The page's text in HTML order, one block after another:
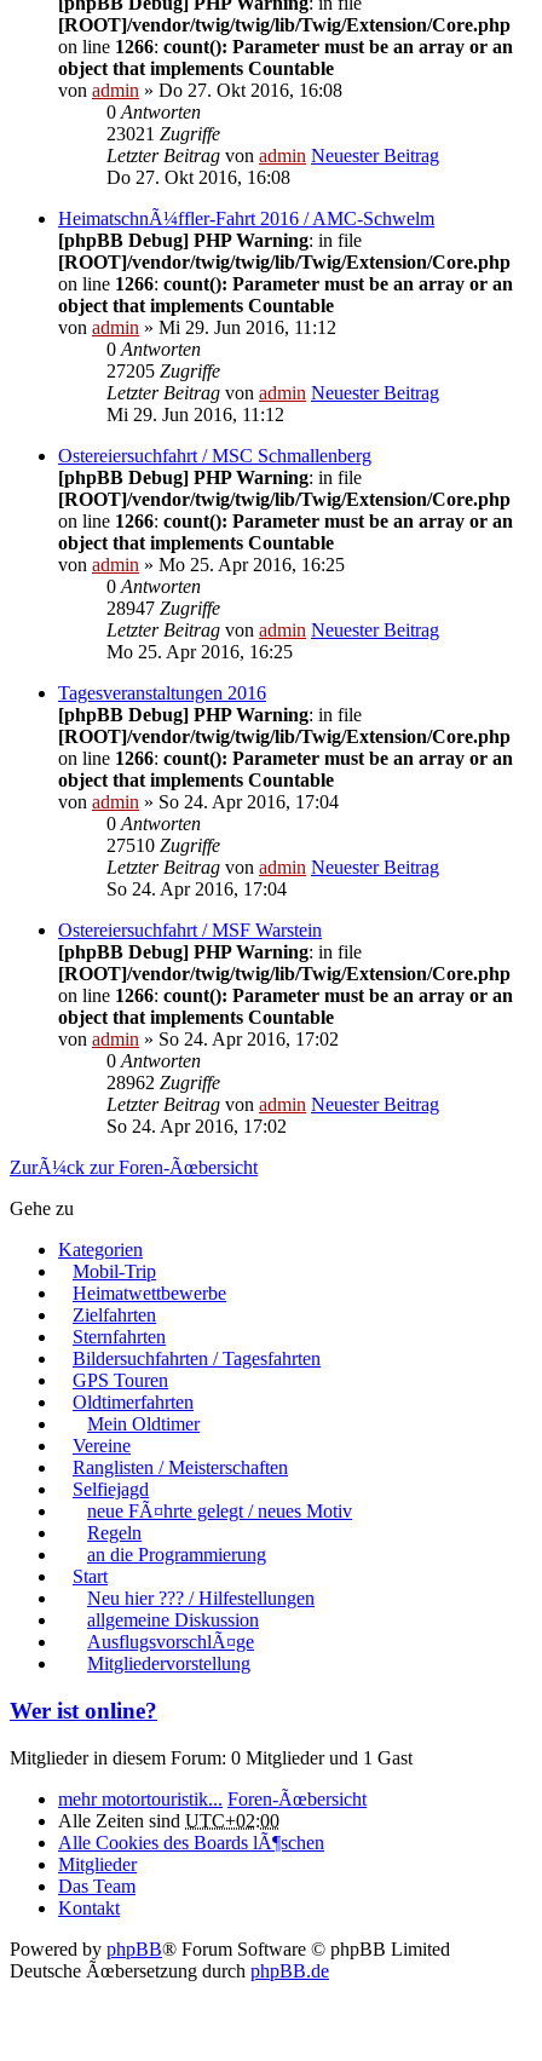
[ROOT]/vendor/twig/twig/lib/Twig/Extension/Core.php
on line 1266: count(): Parameter must be an array or an
object that implements Countable
von admin » Do 27. Okt 2016, 16:08
0 Antworten
23021 Zugriffe
Letzter Beitrag von admin Neuester Beitrag
Do 27. Okt 2016, 16:08
HeimatschnÃ¼ffler-Fahrt 2016 / AMC-Schwelm
[phpBB Debug] PHP Warning: in file
[ROOT]/vendor/twig/twig/lib/Twig/Extension/Core.php
on line 1266: count(): Parameter must be an array or an
object that implements Countable
von admin » Mi 29. Jun 2016, 11:12
0 Antworten
27205 Zugriffe
Letzter Beitrag von admin Neuester Beitrag
Mi 29. Jun 2016, 11:12
Ostereiersuchfahrt / MSC Schmallenberg
[phpBB Debug] PHP Warning: in file
[ROOT]/vendor/twig/twig/lib/Twig/Extension/Core.php
on line 1266: count(): Parameter must be an array or an
object that implements Countable
von admin » Mo 25. Apr 2016, 16:25
0 Antworten
28947 Zugriffe
Letzter Beitrag von admin Neuester Beitrag
Mo 25. Apr 2016, 16:25
Tagesveranstaltungen 2016
[phpBB Debug] PHP Warning: in file
[ROOT]/vendor/twig/twig/lib/Twig/Extension/Core.php
on line 1266: count(): Parameter must be an array or an
object that implements Countable
von admin » So 24. Apr 2016, 17:04
0 Antworten
27510 Zugriffe
Letzter Beitrag von admin Neuester Beitrag
So 24. Apr 2016, 17:04
Ostereiersuchfahrt / MSF Warstein
[phpBB Debug] PHP Warning: in file
[ROOT]/vendor/twig/twig/lib/Twig/Extension/Core.php
on line 1266: count(): Parameter must be an array or an
object that implements Countable
von admin » So 24. Apr 2016, 17:02
0 Antworten
28962 Zugriffe
Letzter Beitrag von admin Neuester Beitrag
So 24. Apr 2016, 17:02
ZurÃ¼ck zur Foren-Ãœbersicht
Gehe zu
Kategorien
Mobil-Trip
Heimatwettbewerbe
Zielfahrten
Sternfahrten
Bildersuchfahrten / Tagesfahrten
GPS Touren
Oldtimerfahrten
Mein Oldtimer
Vereine
Ranglisten / Meisterschaften
Selfiejagd
neue FÃ¤hrte gelegt / neues Motiv
Regeln
an die Programmierung
Start
Neu hier ??? / Hilfestellungen
allgemeine Diskussion
AusflugsvorschlÃ¤ge
Mitgliedervorstellung
Wer ist online?
Mitglieder in diesem Forum: 0 Mitglieder und 1 Gast
mehr motortouristik... Foren-Ãœbersicht
Alle Zeiten sind UTC+02:00
Alle Cookies des Boards lÃ¶schen
Mitglieder
Das Team
Kontakt
Powered by phpBB® Forum Software © phpBB Limited
Deutsche Ãœbersetzung durch phpBB.de